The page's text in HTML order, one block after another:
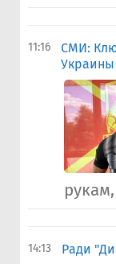
11:16
СМИ:
14:13 Ради